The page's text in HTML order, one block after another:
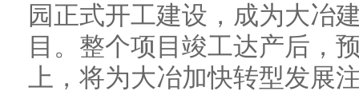
园正式开工建设，成为大冶
目。整个项目竣工达产后，
上，将为大冶加快转型发展